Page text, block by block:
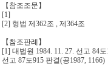
【참조조문】
[1]
[2] 형법 제362조 , 제364조
【참조판례】
[1] 대법원 1984. 11. 27. 선고 84
선고 87도915 판결(공1987, 1166)